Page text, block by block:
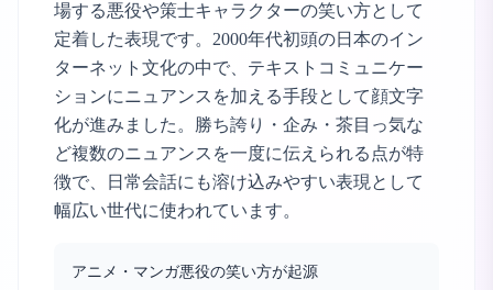
場する悪役や策士キャラクターの笑い方として
定着した表現です。2000年代初頭の日本のイン
ターネット文化の中で、テキストコミュニケー
ションにニュアンスを加える手段として顔文字
化が進みました。勝ち誇り・企み・茶目っ気な
ど複数のニュアンスを一度に伝えられる点が特
徴で、日常会話にも溶け込みやすい表現として
幅広い世代に使われています。
アニメ・マンガ悪役の笑い方が起源